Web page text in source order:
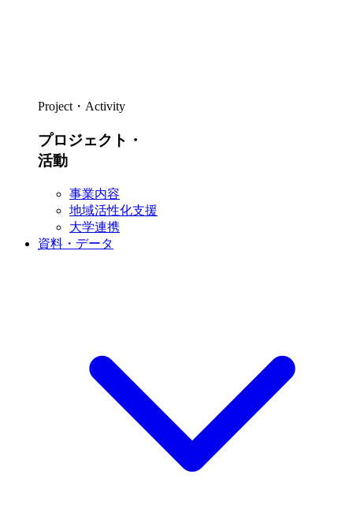
Project・Activity
プロジェクト・
活動
事業内容
地域活性化支援
大学連携
資料・データ